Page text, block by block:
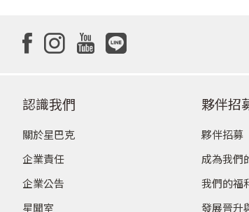
認識我們
關於星巴克
企業責任
企業公告
星聞室
夥伴招
夥伴招募
成為我們
我們的福
發展晉升